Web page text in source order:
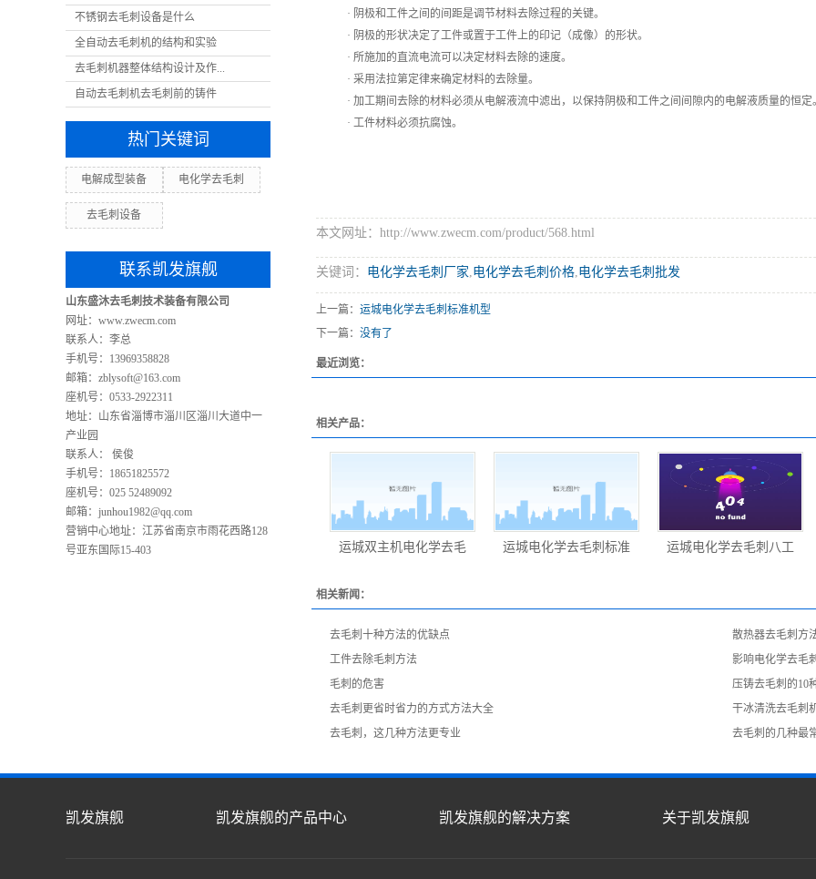
不锈钢去毛刺设备是什么
全自动去毛刺机的结构和实验
去毛刺机器整体结构设计及作...
自动去毛刺机去毛刺前的铸件
热门关键词
电解成型装备 电化学去毛刺
去毛刺设备
联系凯发旗舰
山东盛沐去毛刺技术装备有限公司
网址：www.zwecm.com
联系人：李总
手机号：13969358828
邮箱： zblysoft@163.com
座机号：0533-2922311
地址：山东省淄博市淄川区淄川大道中一
产业园
联系人： 侯俊
手机号：18651825572
座机号：025 52489092
邮箱： junhou1982@qq.com
营销中心地址：江苏省南京市雨花西路128
号亚东国际15-403
· 阴极和工件之间的间距是调节材料去除过程的关键。
· 阴极的形状决定了工件或置于工件上的印记（成像）的形状。
· 所施加的直流电流可以决定材料去除的速度。
· 采用法拉第定律来确定材料的去除量。
· 加工期间去除的材料必须从电解液流中滤出，以保持阴极和工件之间间隙内的电解液质量的恒定
· 工件材料必须抗腐蚀。
本文网址：http://www.zwecm.com/product/568.html
关键词： 电化学去毛刺厂家,电化学去毛刺价格,电化学去毛刺批发
上一篇： 运城电化学去毛刺标准机型
下一篇： 没有了
最近浏览：
相关产品：
运城双主机电化学去毛 运城电化学去毛刺标准 运城电化学去毛刺八工
相关新闻：
去毛刺十种方法的优缺点
散热器去毛刺方
工件去除毛刺方法
影响电化学去毛
毛刺的危害
压铸去毛刺的10
去毛刺更省时省力的方式方法大全
干冰清洗去毛刺
去毛刺，这几种方法更专业
去毛刺的几种最
凯发旗舰 凯发旗舰的产品中心 凯发旗舰的解决方案 关于凯发旗舰